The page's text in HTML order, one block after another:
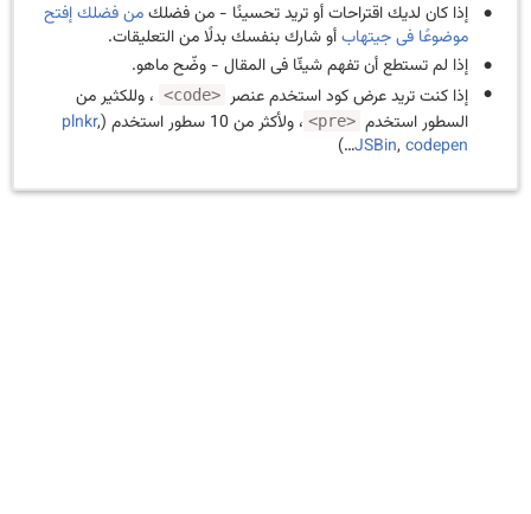
إذا كان لديك اقتراحات أو تريد تحسينًا - من فضلكمن فضلك إفتح
موضوعًا فى جيتهابأو شارك بنفسك بدلًا من التعليقات.
إذا لم تستطع أن تفهم شيئّا فى المقال - وضّح ماهو.
إذا كنت تريد عرض كود استخدم عنصر <code> ، وللكثير من
السطور استخدم <pre> ، ولأكثر من 10 سطور استخدم ( plnkr,
JSBin, codepen
…)